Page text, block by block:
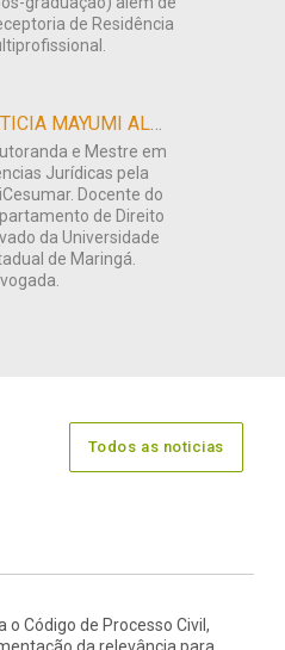
de Residência
LETICIA MAYUMI ALMEIDA TAKESHITA
e Mestre em
Jurídicas pela
Docente do
de Direito
da Universidade
de Maringá.
Todos as noticias
o Código de Processo Civil,